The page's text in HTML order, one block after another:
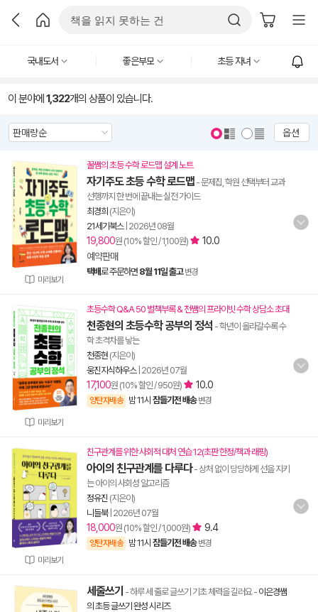
국내도서 좋은부모 초등 자녀
이 분야에 1,322개의 상품이 있습니다.
옵션
미리보기
꿀쌤의 초등 수학 로드맵 설계 노트
자기주도 초등 수학 로드맵 - 문제집, 학원 선택부터 교과
선행까지 한 번에 끝내는 실전 가이드
최경희 (지은이)
21세기북스| 2026년 08월
19,800원 (10% 할인 / 1,100원)
10.0
예약판매
택배로 주문하면 8월 11일 출고 변경
미리보기
초등수학 Q&A 50 별책부록 & 천쌤의 프라이빗 수학 상담소 초대
천종현의 초등수학 공부의 정석 - 학년이 올라갈수록 수
학 초격차를 낳는
천종현 (지은이)
웅진지식하우스| 2026년 07월
17,100원 (10% 할인 / 950원) 10.0
양탄자배송 밤 11시 잠들기전 배송 변경
미리보기
친구관계를 위한 사회적 대처 연습 12(초판 한정/책과 래핑)
아이의 친구관계를 다루다- 상처 없이 당당하게 선을 지키
는 아이의 사회성 알고리즘
정유진 (지은이)
니들북| 2026년 07월
18,000원 (10% 할인 / 1,000원) 9.4
양탄자배송 밤 11시 잠들기전 배송 변경
세줄쓰기 - 하루 세 줄로 글쓰기 기초 체력을 길러요- 이은경쌤
의 초등 글쓰기 완성 시리즈